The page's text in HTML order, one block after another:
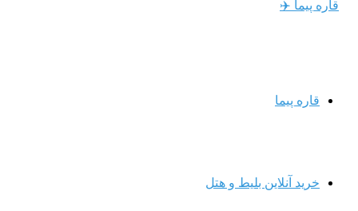
قاره پیما
خرید آنلاین بلیط و هتل